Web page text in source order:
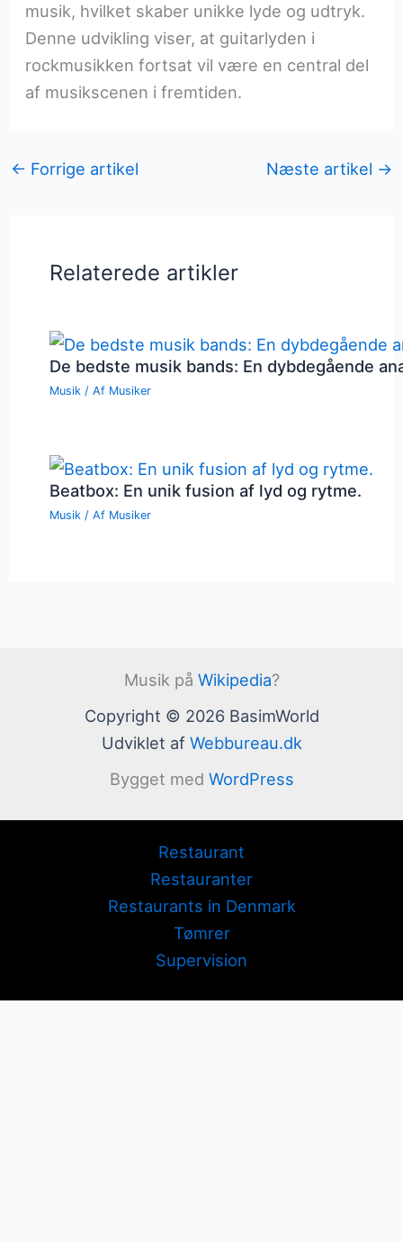
musik, hvilket skaber unikke lyde og udtryk.
Denne udvikling viser, at guitarlyden i
rockmusikken fortsat vil være en central del
af musikscenen i fremtiden.
← Forrige artikel Næste artikel →
Relaterede artikler
De bedste musik bands: En dybdegående
Musik / Af Musiker
Beatbox: En unik fusion af lyd og rytme.
Musik / Af Musiker
Musik på Wikipedia?
Copyright © 2026 BasimWorld
Udviklet af Webbureau.dk
Bygget med WordPress
Restaurant
Restauranter
Restaurants in Denmark
Tømrer
Supervision